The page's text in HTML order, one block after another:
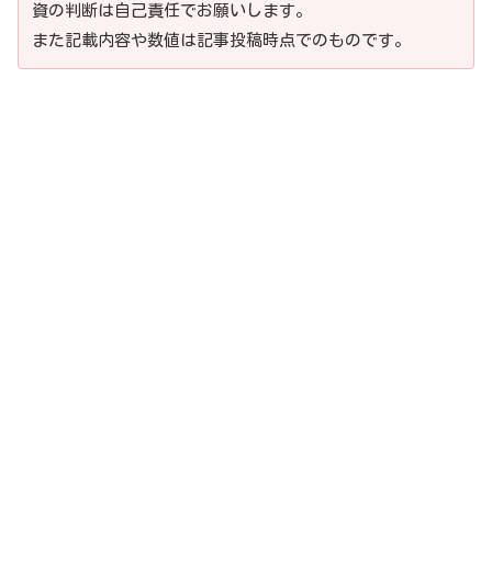
資の判断は自己責任でお願いします。
また記載内容や数値は記事投稿時点でのものです。